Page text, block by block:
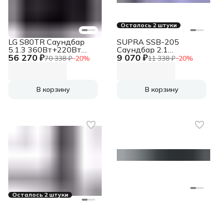
56 270 ₽70 338 ₽−20%
LG S80TR Саундбар
5.1.3 360Вт+220Вт
черный
В корзину
Осталось 2 штуки
9 070 ₽11 338 ₽−20%
SUPRA SSB-205
Саундбар 2.1
40Вт+60Вт черный
В корзину
Осталось 2 штуки